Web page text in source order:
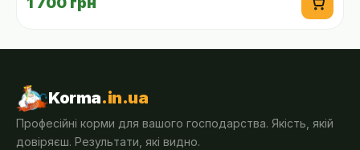
Korma.in.ua
Професійні корми для вашого господарства. Якість, якій
довіряєш. Результати, які видно.